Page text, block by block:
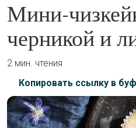
Мини-
черникой и
2 мин. чтения
Копировать ссылку в